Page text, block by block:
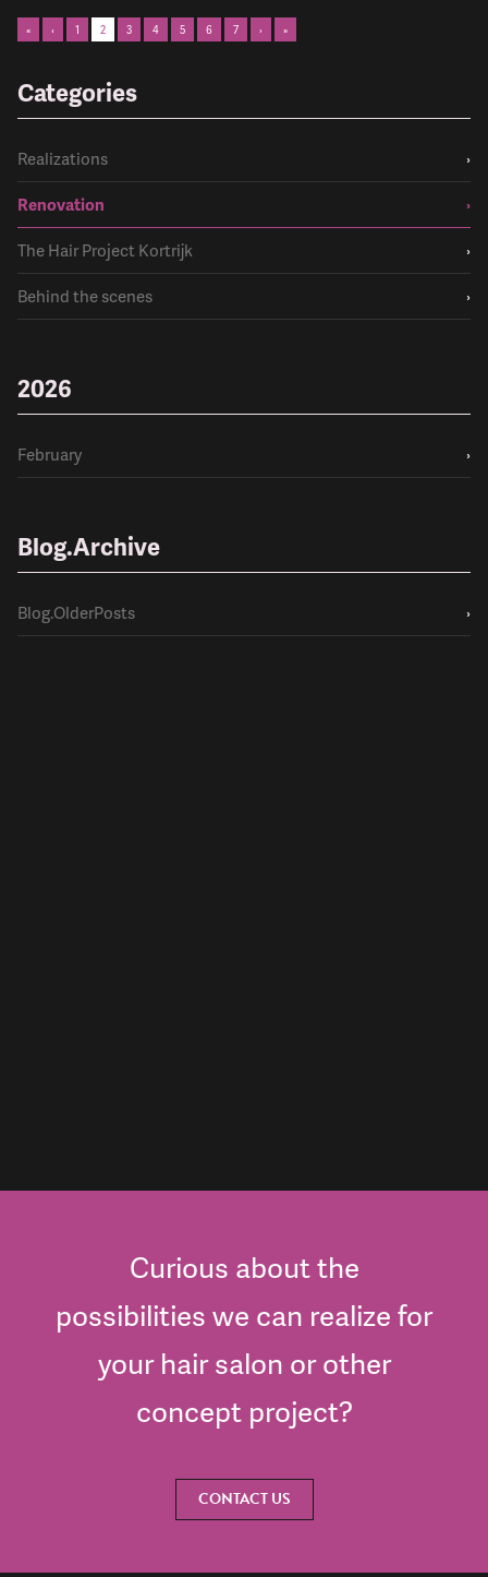
« ‹ 1 2 3 4 5 6 7 › »
Categories
Realizations
›
Renovation
›
The Hair Project Kortrijk
›
Behind the scenes
›
2026
February ›
Blog.Archive
Blog.OlderPosts ›
Curious about the
possibilities we can realize for
your hair salon or other
concept project?
CONTACT US